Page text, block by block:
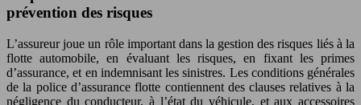
prévention des risques
L’assureur joue un rôle important dans la gestion des risques liés à la
flotte automobile, en évaluant les risques, en fixant les primes
d’assurance, et en indemnisant les sinistres. Les conditions générales
de la police d’assurance flotte contiennent des clauses relatives à la
négligence du conducteur, à l’état du véhicule, et aux accessoires